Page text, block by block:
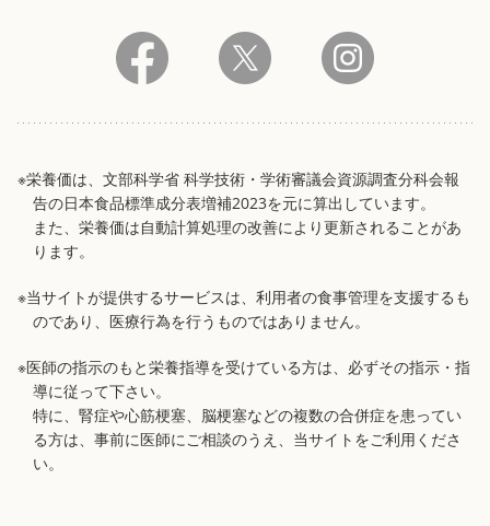
※栄養価は、文部科学省 科学技術・学術審議会資源調査分科会報
告の日本食品標準成分表増補2023を元に算出しています。
また、栄養価は自動計算処理の改善により更新されることがあ
ります。
※当サイトが提供するサービスは、利用者の食事管理を支援するも
のであり、医療行為を行うものではありません。
※医師の指示のもと栄養指導を受けている方は、必ずその指示・指
導に従って下さい。
特に、腎症や心筋梗塞、脳梗塞などの複数の合併症を患ってい
る方は、事前に医師にご相談のうえ、当サイトをご利用くださ
い。